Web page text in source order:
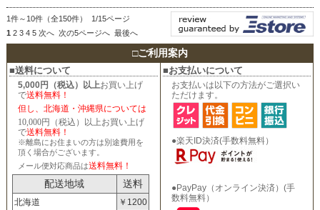
1件～10件（全150件） 1/15ページ
1 2 3 4 5 次へ 次の5ページへ 最後へ
□ご利用案内
■送料について
5,000円（税込）以上お買い上げ
で送料無料！
但し、北海道・沖縄県については
10,000円（税込）以上お買い上げ
で送料無料！
※離島にお住まいの方は別途費用を
頂く場合がございます。
メール便対応商品は送料無料！
配送地域 送料
北海道
￥1200
■お支払いについて
お支払いは以下の方法がご選択い
ただけます。
●楽天ID決済(手数料無料）
●PayPay（オンライン決済）(手
数料無料）